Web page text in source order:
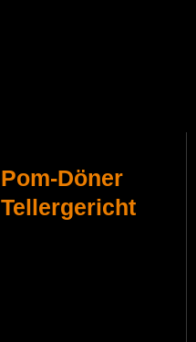
Pom-Döner
Tellergericht